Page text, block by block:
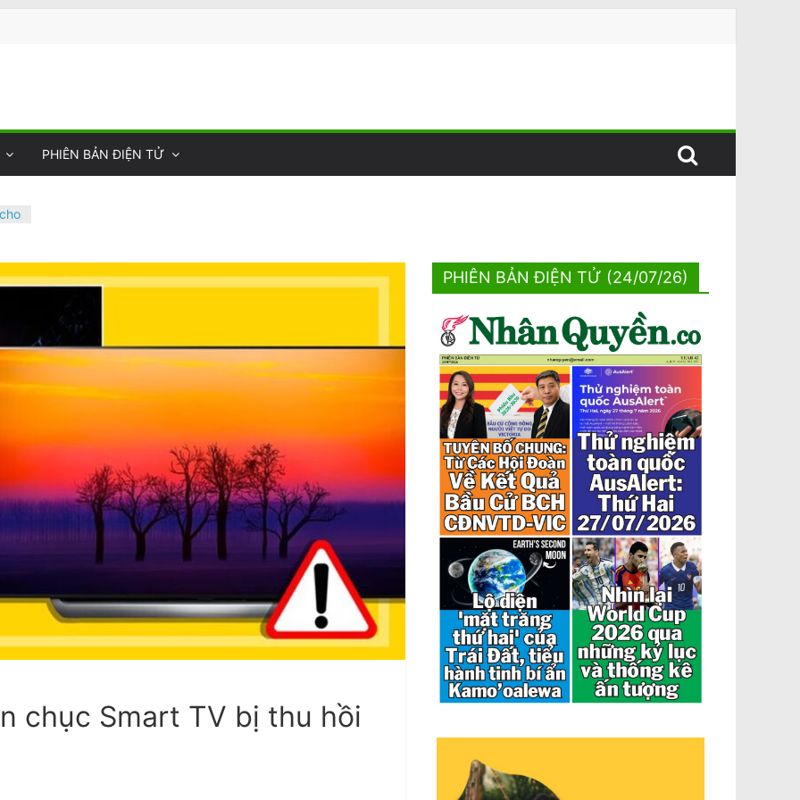
PHIÊN BẢN ĐIỆN TỬ
of
chục Smart TV bị thu hồi
PHIÊN BẢN ĐIỆN TỬ (24/07/26)